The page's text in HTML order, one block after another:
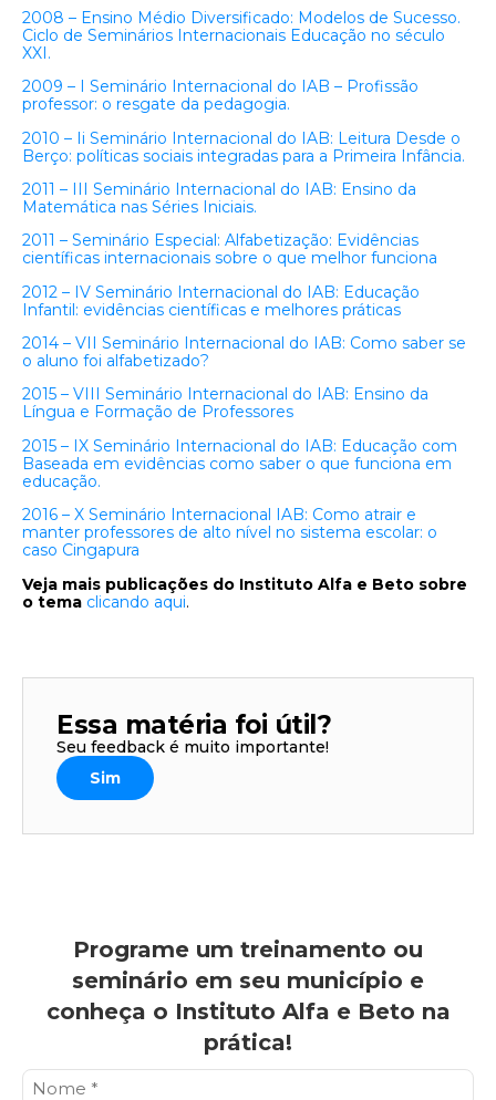
2008 – Ensino Médio Diversificado: Modelos de Sucesso.
Ciclo de Seminários Internacionais Educação no século
XXI.
2009 – I Seminário Internacional do IAB – Profissão
professor: o resgate da pedagogia.
2010 – Ii Seminário Internacional do IAB: Leitura Desde o
Berço: políticas sociais integradas para a Primeira Infância.
2011 – III Seminário Internacional do IAB: Ensino da
Matemática nas Séries Iniciais.
2011 – Seminário Especial: Alfabetização: Evidências
científicas internacionais sobre o que melhor funciona
2012 – IV Seminário Internacional do IAB: Educação
Infantil: evidências científicas e melhores práticas
2014 – VII Seminário Internacional do IAB: Como saber se
o aluno foi alfabetizado?
2015 – VIII Seminário Internacional do IAB: Ensino da
Língua e Formação de Professores
2015 – IX Seminário Internacional do IAB: Educação com
Baseada em evidências como saber o que funciona em
educação.
2016 – X Seminário Internacional IAB: Como atrair e
manter professores de alto nível no sistema escolar: o
caso Cingapura
Veja mais publicações do Instituto Alfa e Beto sobre
o tema clicando aqui.
Essa matéria foi útil?
Seu feedback é muito importante!
Sim
Programe um treinamento ou
seminário em seu município e
conheça o Instituto Alfa e Beto na
prática!